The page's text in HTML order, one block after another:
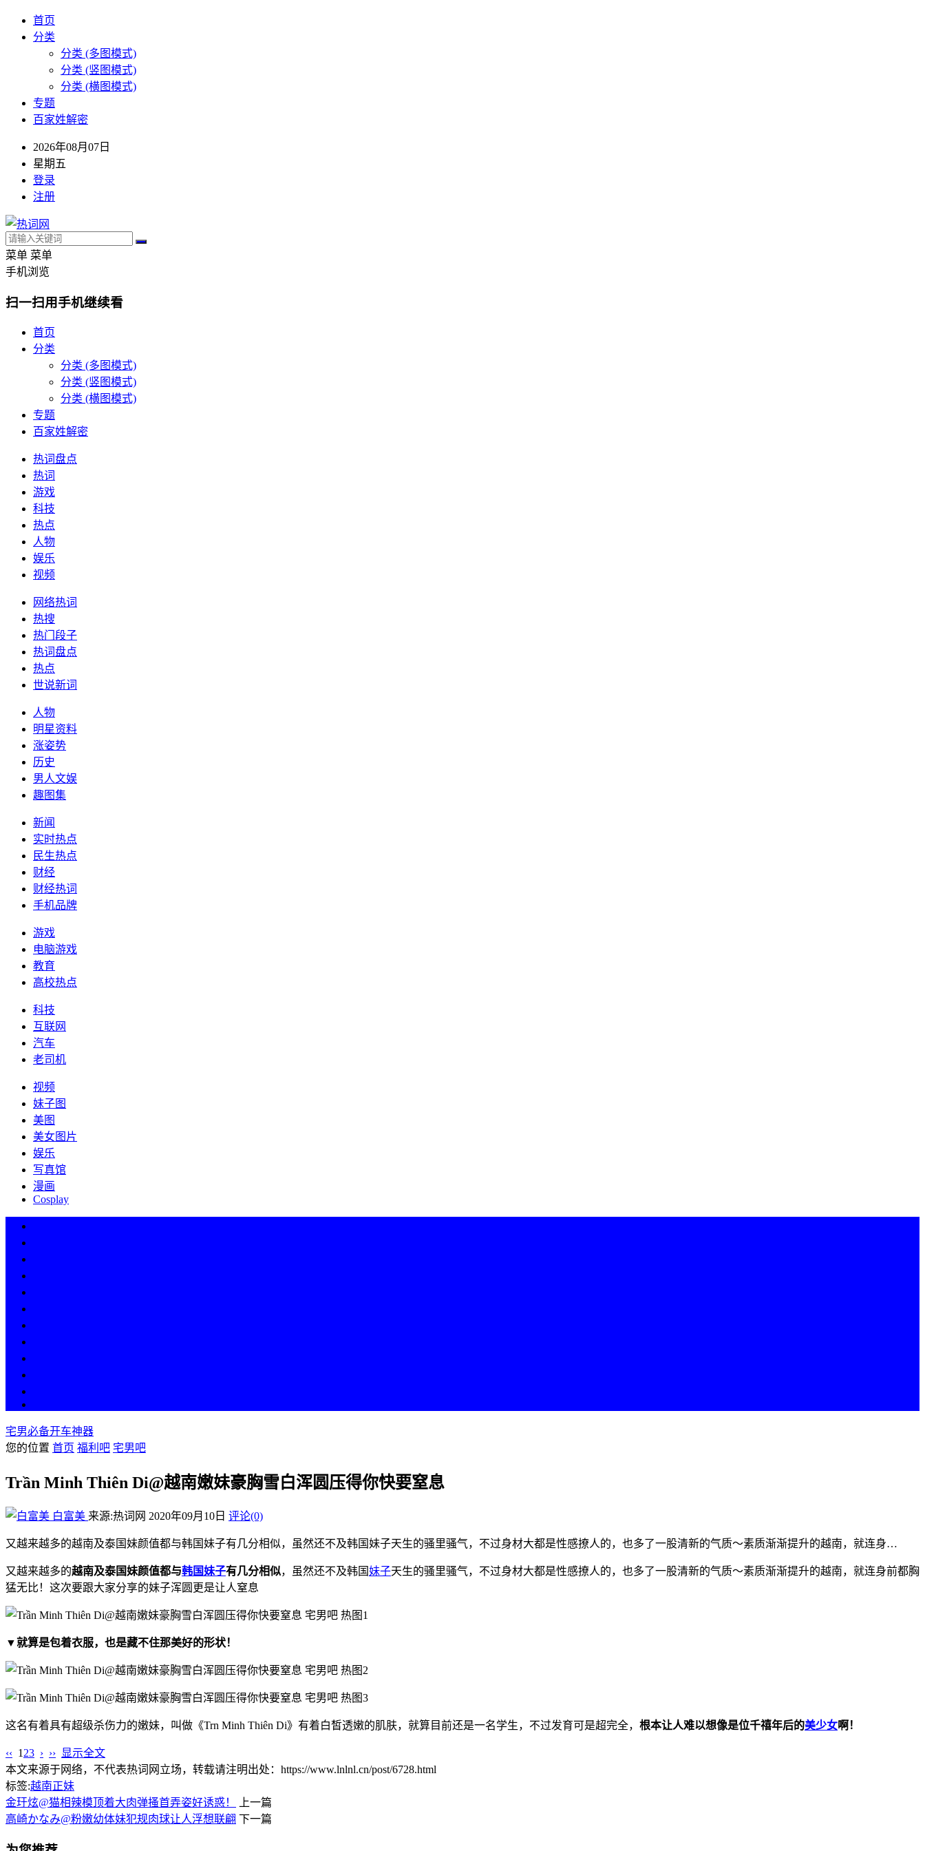
首页
分类
分类 (多图模式)
分类 (竖图模式)
分类 (横图模式)
专题
百家姓解密
2026年08月07日
星期五
登录
注册
菜单 菜单
手机浏览
扫一扫用手机继续看
首页
分类
分类 (多图模式)
分类 (竖图模式)
分类 (横图模式)
专题
百家姓解密
热词盘点
热词
游戏
科技
热点
人物
娱乐
视频
网络热词
热搜
热门段子
热词盘点
热点
世说新词
人物
明星资料
涨姿势
历史
男人文娱
趣图集
新闻
实时热点
民生热点
财经
财经热词
手机品牌
游戏
电脑游戏
教育
高校热点
科技
互联网
汽车
老司机
视频
妹子图
美图
美女图片
娱乐
写真馆
漫画
Cosplay
宅男必备开车神器
您的位置 首页 福利吧 宅男吧
Trần Minh Thiên Di@越南嫩妹豪胸雪白浑圆压得你快要窒息
白富美 来源:热词网 2020年09月10日 评论(0)
又越来越多的越南及泰国妹颜值都与韩国妹子有几分相似，虽然还不及韩国妹子天生的骚里骚气，不过身材大都是性感撩人的，也多了一股清新的气质～素质渐渐提升的越南，就连身…
又越来越多的越南及泰国妹颜值都与韩国妹子有几分相似，虽然还不及韩国妹子天生的骚里骚气，不过身材大都是性感撩人的，也多了一股清新的气质～素质渐渐提升的越南，就连身前都胸
猛无比！这次要跟大家分享的妹子浑圆更是让人窒息
▼就算是包着衣服，也是藏不住那美好的形状！
这名有着具有超级杀伤力的嫩妹，叫做《Trn Minh Thiên Di》有着白皙透嫩的肌肤，就算目前还是一名学生，不过发育可是超完全， 根本让人难以想像是位千禧年后的美少女啊！
‹‹ 1 23 › ›› 显示全文
本文来源于网络，不代表热词网立场，转载请注明出处：https://www.lnlnl.cn/post/6728.html
标签:越南正妹
金玗炫@猫相辣模顶着大肉弹搔首弄姿好诱惑！
上一篇
高崎かなみ@粉嫩幼体妹犯规肉球让人浮想联翩 下一篇